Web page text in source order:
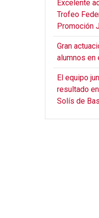
Excelente
Trofeo
Promoción
Gran
alumnos en
El equipo
resultado
Solís de